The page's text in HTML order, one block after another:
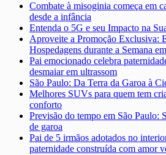
Combate à misoginia começa em
desde a infância
Entenda o 5G e seu Impacto na
Aproveite a Promoção Exclusiva:
Hospedagens durante a Semana
Pai emocionado celebra
desmaiar em ultrassom
São Paulo: Da Terra da Garoa à
Melhores SUVs para quem tem
conforto
Previsão do tempo em São Paulo:
de garoa
Pai de 5 irmãos adotados no
paternidade construída com amor